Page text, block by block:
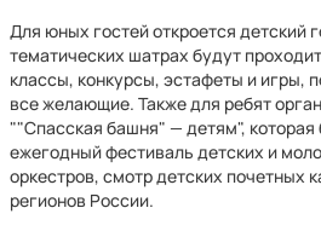
Для юных гостей откроется детский
тематических шатрах будут
классы, конкурсы, эстафеты и игры,
все желающие. Также для ребят
""Спасская башня" — детям", которая
ежегодный фестиваль детских и
оркестров, смотр детских почетных
регионов России.